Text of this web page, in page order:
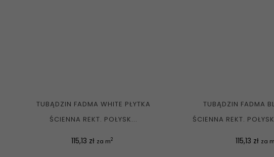
TUBĄDZIN FADMA WHITE PŁYTKA
ŚCIENNA REKT. POŁYSK...
Cena
115,13 zł za m2
TUBĄDZIN FADMA
ŚCIENNA REKT.
Cena
115,13 zł za m